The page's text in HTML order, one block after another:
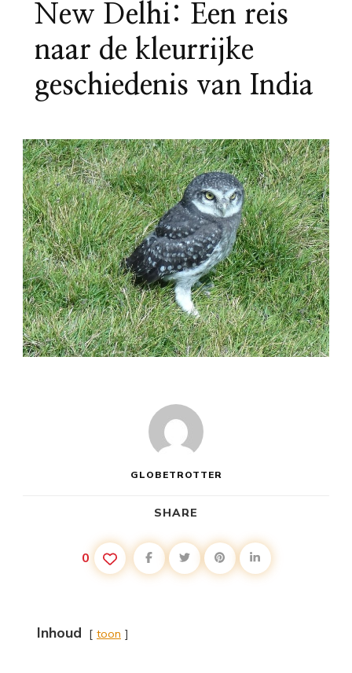
New Delhi: Een reis
naar de kleurrijke
geschiedenis van India
GLOBETROTTER
SHARE
0
Inhoud toon